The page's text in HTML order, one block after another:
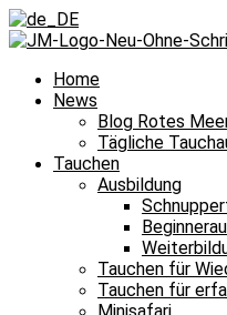
Home
News
Blog Rotes
Tägliche
Tauchen
Ausbildung
Tauchen für
Tauchen für